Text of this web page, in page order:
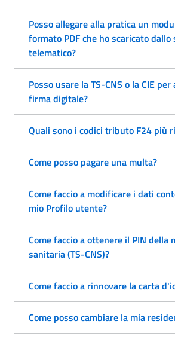
Posso allegare alla pratica un
formato PDF che ho scaricato
telematico?
Posso usare la TS-CNS o la CIE
firma digitale?
Quali sono i codici tributo F24 più
Come posso pagare una multa?
Come faccio a modificare i dati
mio Profilo utente?
Come faccio a ottenere il PIN della
sanitaria (TS-CNS)?
Come faccio a rinnovare la carta
Come posso cambiare la mia